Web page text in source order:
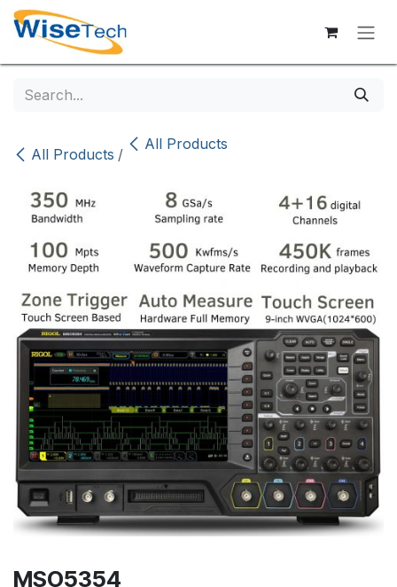
Skip to Content
All Products /
All Products
MSO5354